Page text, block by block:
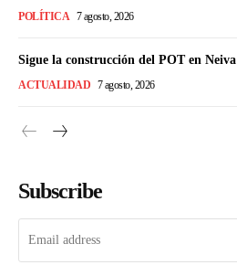
POLÍTICA 7 agosto, 2026
Sigue la construcción del POT en Neiva
ACTUALIDAD 7 agosto, 2026
Subscribe